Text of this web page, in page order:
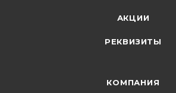
АКЦИИ
РЕКВИЗИТЫ
КОМПАНИЯ